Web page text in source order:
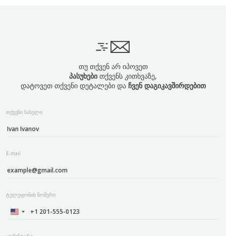
თუ თქვენ არ იპოვეთ
პასუხები თქვენს კითხვაზე,
დატოვეთ თქვენი დეტალები დაჩვენ დაგიკავშირდებით
თქვენი სახელი
E-mail
ტელეფონის ნომერი